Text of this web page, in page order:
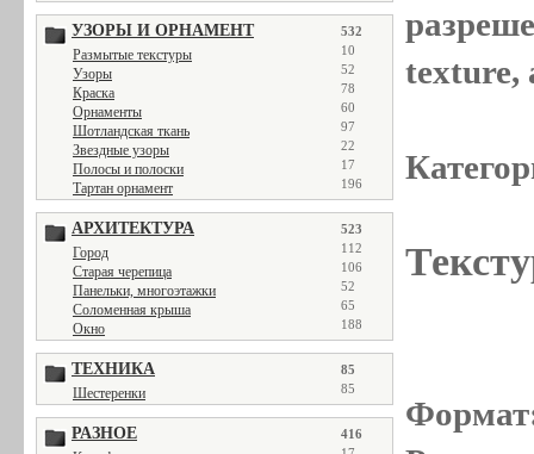
УЗОРЫ И ОРНАМЕНТ 532
Размытые текстуры 10
Узоры 52
Краска 78
Орнаменты 60
Шотландская ткань 97
Звездные узоры 22
Полосы и полоски 17
Тартан орнамент 196
АРХИТЕКТУРА 523
Город 112
Старая черепица 106
Панельки, многоэтажки 52
Соломенная крыша 65
Окно 188
ТЕХНИКА 85
Шестеренки 85
РАЗНОЕ 416
texture,